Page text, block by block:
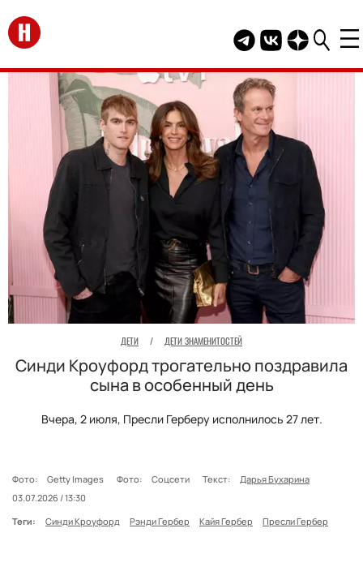
Перейти на главную
Telegram канал
Группа HELLO
Канал
ДЕТИ / ДЕТИ ЗНАМЕНИТОСТЕЙ
Синди Кроуфорд трогательно поздравила
сына в особенный день
Вчера, 2 июля, Пресли Герберу исполнилось 27 лет.
Фото: Getty Images Фото: Соцсети Текст:
Дарья Бухарина
03.07.2026 / 13:30
Теги:
Синди Кроуфорд Рэнди Гербер Кайя Гербер Пресли Гербер